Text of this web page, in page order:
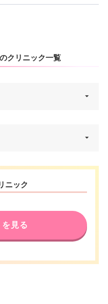
クリニック一覧
430
徒歩1分
JCB/American Ex
山市駅前一丁目16番7号
山 8F
140
ニック
見る